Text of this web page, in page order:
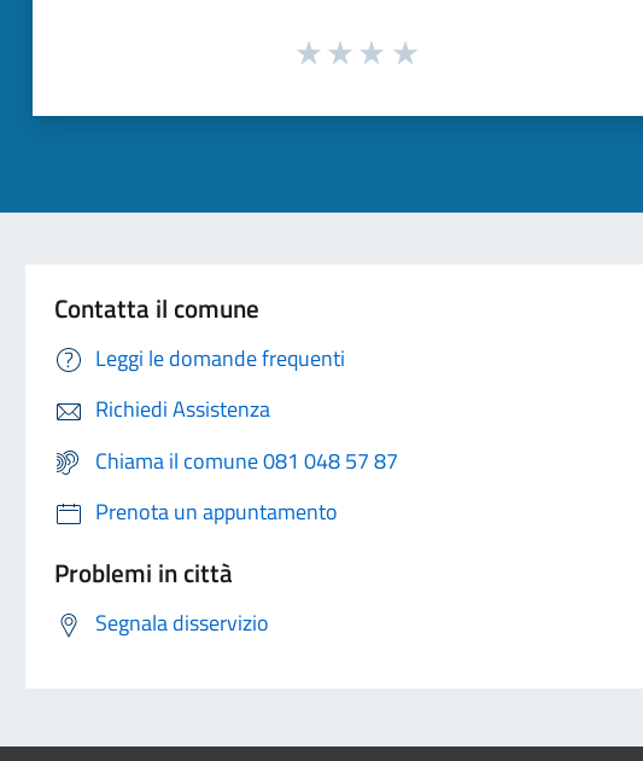
Contatta il comune
Leggi le domande frequenti
Richiedi Assistenza
Chiama il comune 081 048 57 87
Prenota un appuntamento
Problemi in città
Segnala disservizio